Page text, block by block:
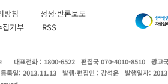
리방침 정정·반론보도
집거부 RSS
대표전화 : 1800-6522 편집국 070-4010-8510
광고
등록일: 2013.11.13 발행·편집인 : 강석운 발행일자: